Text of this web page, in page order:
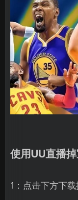
使用UU直播
1：点击下方下